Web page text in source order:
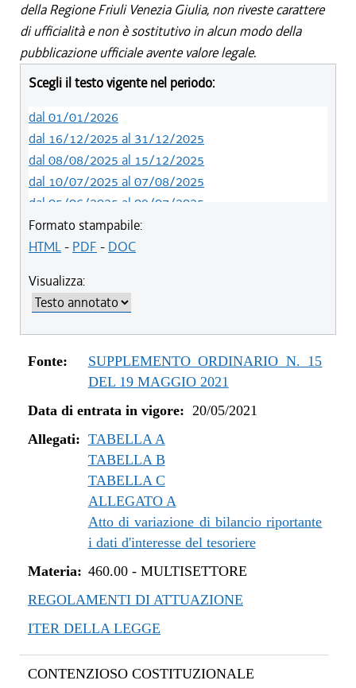
della Regione Friuli Venezia Giulia, non riveste carattere
di ufficialità e non è sostitutivo in alcun modo della
pubblicazione ufficiale avente valore legale.
Scegli il testo vigente nel periodo:
dal 01/01/2026
dal 16/12/2025 al 31/12/2025
dal 08/08/2025 al 15/12/2025
dal 10/07/2025 al 07/08/2025
dal 05/06/2025 al 09/07/2025
dal 14/05/2024 al 04/06/2025
dal 12/08/2023 al 13/05/2024
dal 04/08/2022 al 31/12/2022
dal 14/06/2022 al 03/08/2022
dal 01/01/2022 al 13/06/2022
dal 10/12/2021 al 31/12/2021
dal 06/11/2021 al 09/12/2021
dal 20/05/2021 al 11/08/2021
Formato stampabile:
HTML- PDF - DOC
Visualizza:
Fonte:
SUPPLEMENTO ORDINARIO N. 15
DEL 19 MAGGIO 2021
Data di entrata in vigore: 20/05/2021
Allegati: TABELLA A
TABELLA B
TABELLA C
ALLEGATO A
Atto di variazione di bilancio riportante
i dati d'interesse del tesoriere
Materia: 460.00- MULTISETTORE
REGOLAMENTI DI ATTUAZIONE
ITER DELLA LEGGE
CONTENZIOSO COSTITUZIONALE